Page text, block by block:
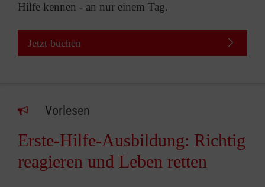
Hilfe kennen - an nur einem Tag.
Jetzt buchen
Vorlesen
Erste-Hilfe-Ausbildung: Richtig
reagieren und Leben retten